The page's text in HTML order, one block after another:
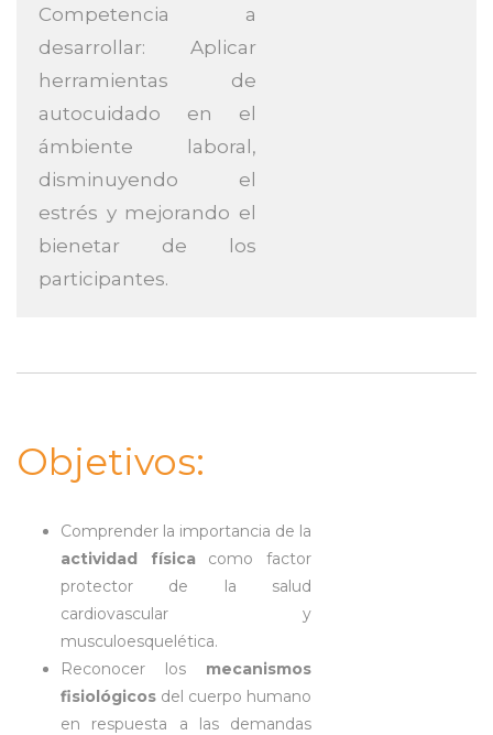
Competencia a
desarrollar: Aplicar
herramientas de
autocuidado en el
ámbiente laboral,
disminuyendo el
estrés y mejorando el
bienetar de los
participantes.
Objetivos:
Comprender la importancia de la
actividad físicacomo factor
protector de la salud
cardiovascular y
musculoesquelética.
Reconocer los mecanismos
fisiológicos del cuerpo humano
en respuesta a las demandas